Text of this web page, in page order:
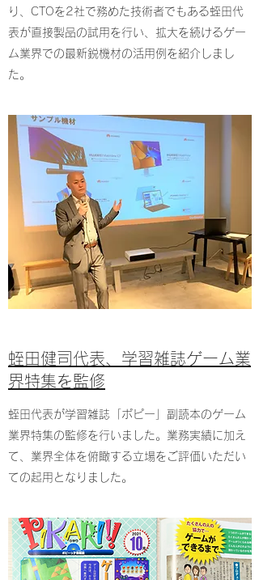
り、CTOを2社で務めた技術者でもある蛭田代
表が直接製品の試用を行い、拡大を続けるゲー
ム業界での最新鋭機材の活用例を紹介しまし
た。
​​蛭田健司代表、学習雑誌ゲーム業
界特集を監修
蛭田代表が学習雑誌「ポピー」副読本のゲーム
業界特集の監修を行いました。業務実績に加え
て、業界全体を俯瞰する立場をご評価いただい
ての起用となりました。